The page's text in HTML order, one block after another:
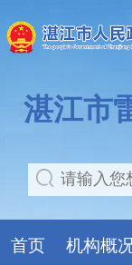
湛江市
首页 机构概